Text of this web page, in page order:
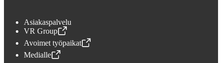
Asiakaspalvelu
VR Group
,Avataan uudessa välilehdessä
Avoimet työpaikat
,Avataan uudessa välilehdessä
Medialle
,Avataan uudessa välilehdessä